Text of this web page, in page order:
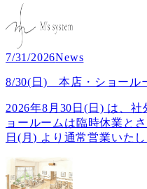
7/31/2026News
8/30(日) 本店・ショール
2026年8月30日(日) は、
ョールームは臨時休業と
日(月) より通常営業いた